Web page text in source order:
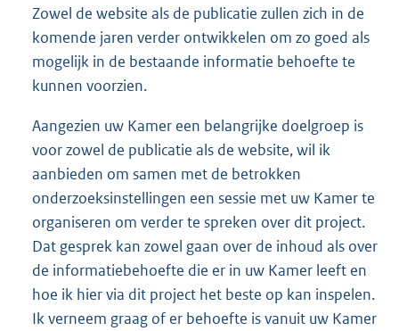
Zowel de website als de publicatie zullen zich in de
komende jaren verder ontwikkelen om zo goed als
mogelijk in de bestaande informatie behoefte te
kunnen voorzien.
Aangezien uw Kamer een belangrijke doelgroep is
voor zowel de publicatie als de website, wil ik
aanbieden om samen met de betrokken
onderzoeksinstellingen een sessie met uw Kamer te
organiseren om verder te spreken over dit project.
Dat gesprek kan zowel gaan over de inhoud als over
de informatiebehoefte die er in uw Kamer leeft en
hoe ik hier via dit project het beste op kan inspelen.
Ik verneem graag of er behoefte is vanuit uw Kamer